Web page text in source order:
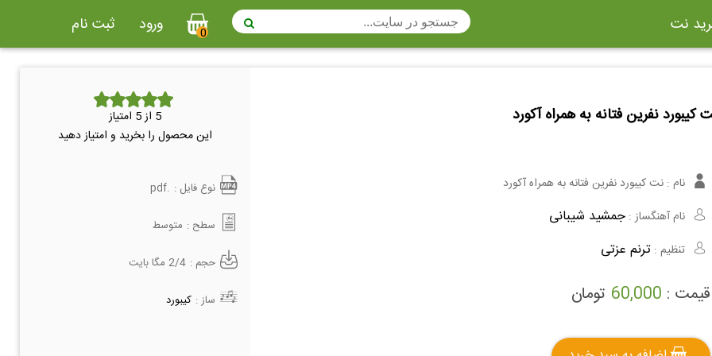
نت
سه تار
گلوکن اشپیل ویبرافون
نی هفت بند وکال
ویولا
ثبت نام ورود 0
کیبورد نفرین فتانه به همراه آکورد
نام : نت کیبورد نفرین فتانه به همراه آکورد
نام آهنگساز : جمشید شیبانی
تنظیم : ترنم عزتی
قیمت : 60,000 تومان
5 از 5 امتیاز
این محصول را بخرید و امتیاز دهید
نوع فایل : .pdf
سطح : متوسط
حجم : 2/4 مگا بایت
ساز : کیبورد